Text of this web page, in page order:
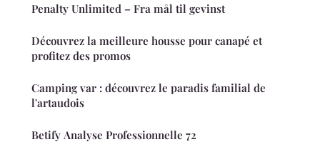
Penalty Unlimited – Fra mål til gevinst
Découvrez la meilleure housse pour canapé et
profitez des promos
Camping var : découvrez le paradis familial de
l'artaudois
Betify Analyse Professionnelle 72